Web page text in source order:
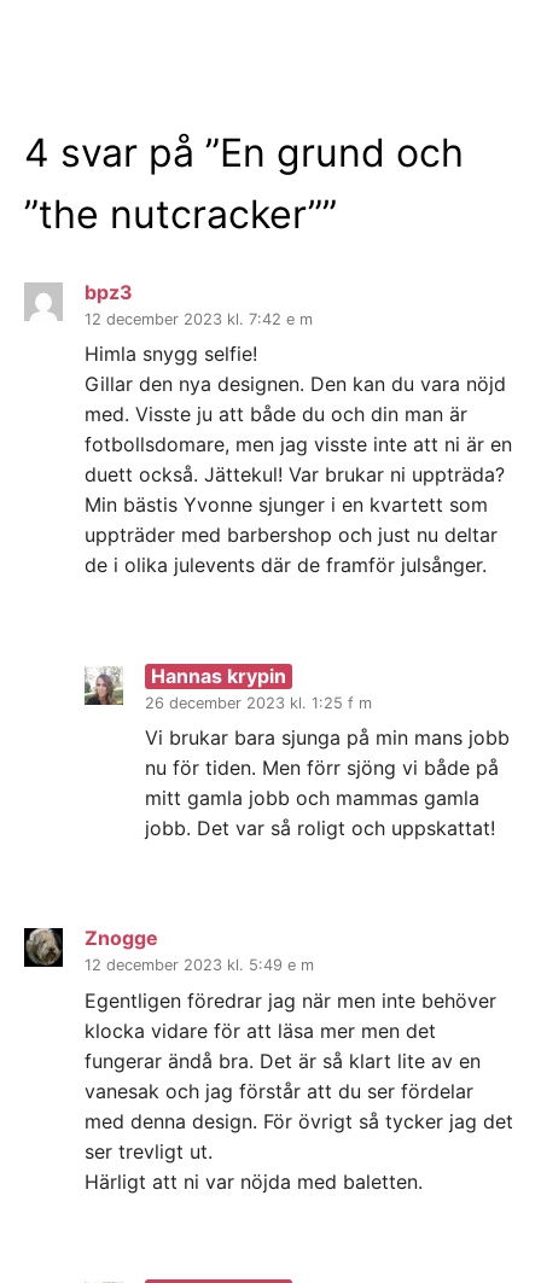
4 svar på ”En grund och
”the nutcracker””
bpz3
12 december 2023 kl. 7:42 e m
Himla snygg selfie!
Gillar den nya designen. Den kan du vara nöjd
med. Visste ju att både du och din man är
fotbollsdomare, men jag visste inte att ni är en
duett också. Jättekul! Var brukar ni uppträda?
Min bästis Yvonne sjunger i en kvartett som
uppträder med barbershop och just nu deltar
de i olika julevents där de framför julsånger.
Hannas krypin
26 december 2023 kl. 1:25 f m
Vi brukar bara sjunga på min mans jobb
nu för tiden. Men förr sjöng vi både på
mitt gamla jobb och mammas gamla
jobb. Det var så roligt och uppskattat!
Znogge
12 december 2023 kl. 5:49 e m
Egentligen föredrar jag när men inte behöver
klocka vidare för att läsa mer men det
fungerar ändå bra. Det är så klart lite av en
vanesak och jag förstår att du ser fördelar
med denna design. För övrigt så tycker jag det
ser trevligt ut.
Härligt att ni var nöjda med baletten.